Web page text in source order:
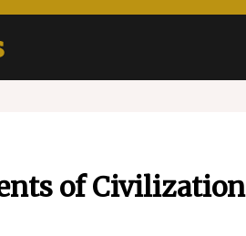
of Civilization